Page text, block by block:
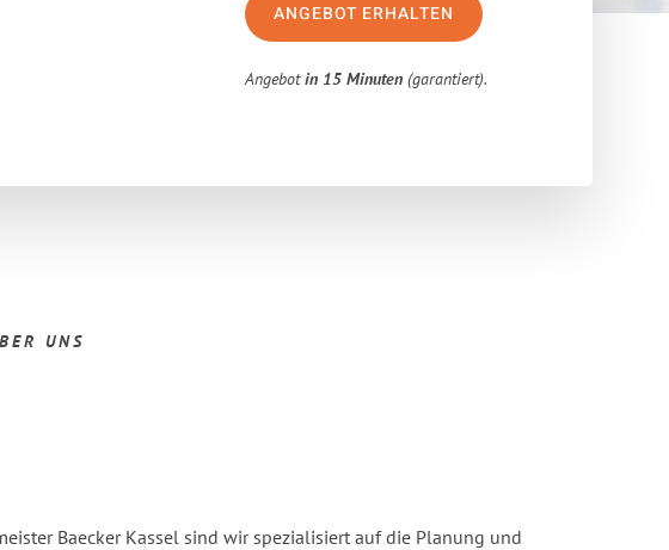
ANGEBOT ERHALTEN
Angebotin 15 Minuten (garantiert).
UNS
Baecker Kassel sind wir spezialisiert auf die Planung und